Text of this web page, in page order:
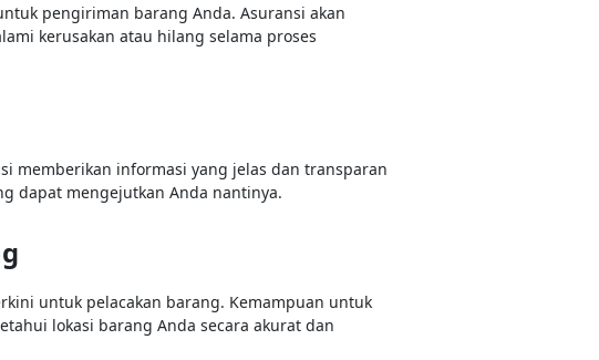
pengiriman barang Anda. Asuransi akan
kerusakan atau hilang selama proses
memberikan informasi yang jelas dan transparan
dapat mengejutkan Anda nantinya.
untuk pelacakan barang. Kemampuan untuk
lokasi barang Anda secara akurat dan